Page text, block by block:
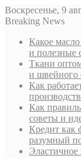
Воскресенье, 9
Breaking News
Какое
и полезные
Ткани
и швейного
Как
Как
советы и
Кредит как
разумный
Эластичное